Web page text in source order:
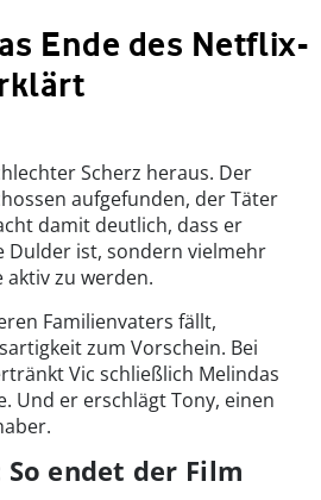
Ende des Netflix-
Scherz heraus. Der
aufgefunden, der Täter
damit deutlich, dass er
Dulder ist, sondern vielmehr
aktiv zu werden.
Familienvaters fällt,
zum Vorschein. Bei
Vic schließlich Melindas
Und er erschlägt Tony, einen
So endet der Film